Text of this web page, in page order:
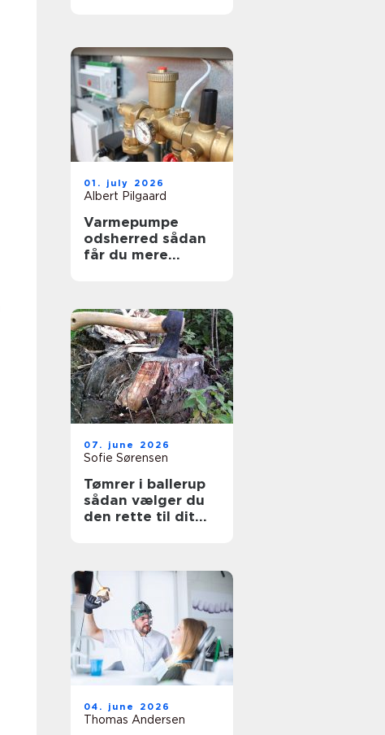
01. july 2026
Albert Pilgaard
Varmepumpe
odsherred sådan
får du mere
07. june 2026
Sofie Sørensen
Tømrer i ballerup
sådan vælger du
den rette til dit
04. june 2026
Thomas Andersen